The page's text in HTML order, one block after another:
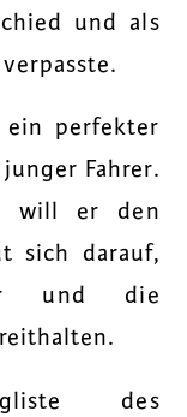
und als
perfekter
Fahrer.
will er den
sich darauf,
und die
des